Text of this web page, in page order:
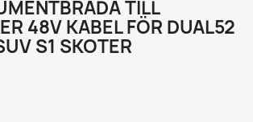
TILL
48V KABEL FÖR DUAL52
S1 SKOTER